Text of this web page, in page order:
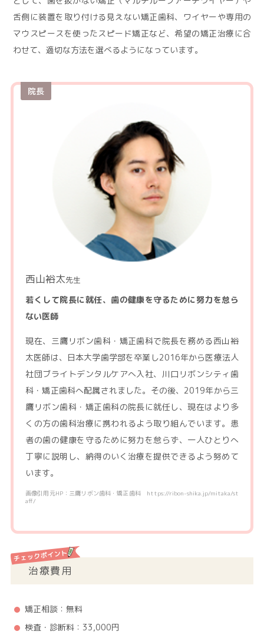
舌側に装置を取り付ける見えない矯正歯科、ワイヤーや専用の
マウスピースを使ったスピード矯正など、希望の矯正治療に合
わせて、適切な方法を選べるようになっています。
院長
西山裕太先生
若くして院長に就任、歯の健康を守るために努力を怠ら
ない医師
現在、三鷹リボン歯科・矯正歯科で院長を務める西山裕
太医師は、日本大学歯学部を卒業し2016年から医療法人
社団ブライトデンタルケアへ入社、川口リボンシティ歯
科・矯正歯科へ配属されました。その後、2019年から三
鷹リボン歯科・矯正歯科の院長に就任し、現在はより多
くの方の歯科治療に携われるよう取り組んでいます。患
者の歯の健康を守るために努力を怠らず、一人ひとりへ
丁寧に説明し、納得のいく治療を提供できるよう努めて
います。
画像引用元HP：三鷹リボン歯科・矯正歯科 https://ribon-shika.jp/mitaka/st
aff/
治療費用
矯正相談：無料
検査・診断料：33,000円